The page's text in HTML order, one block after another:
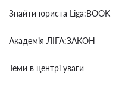
Знайти юриста Liga:BOOK
Академія ЛІГА:ЗАКОН
Теми в центрі уваги